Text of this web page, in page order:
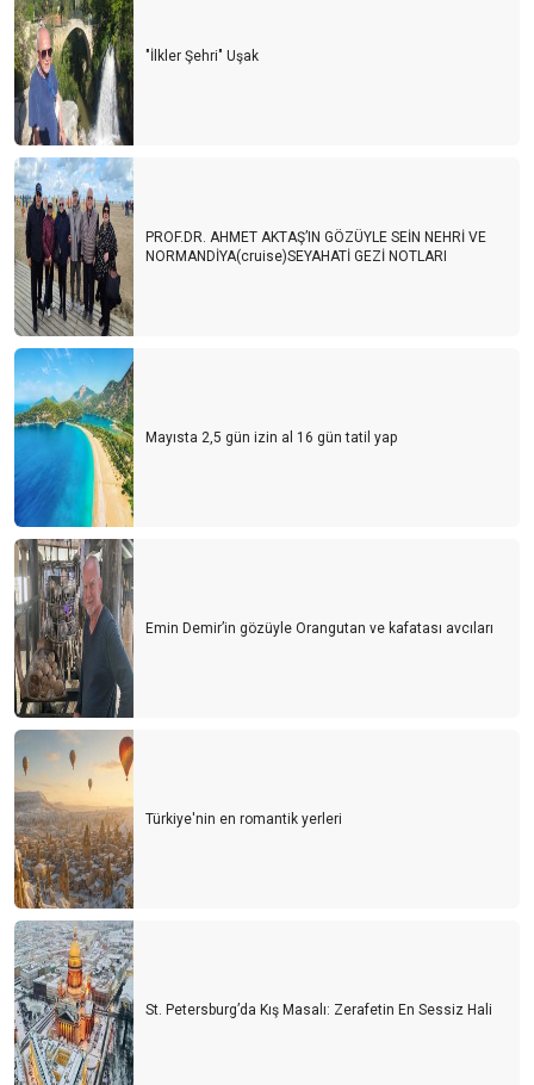
"İlkler Şehri" Uşak
PROF.DR. AHMET AKTAŞ’IN GÖZÜYLE SEİN NEHRİ VE
NORMANDİYA(cruise)SEYAHATİ GEZİ NOTLARI
Mayısta 2,5 gün izin al 16 gün tatil yap
Emin Demir’in gözüyle Orangutan ve kafatası avcıları
Türkiye'nin en romantik yerleri
St. Petersburg’da Kış Masalı: Zerafetin En Sessiz Hali